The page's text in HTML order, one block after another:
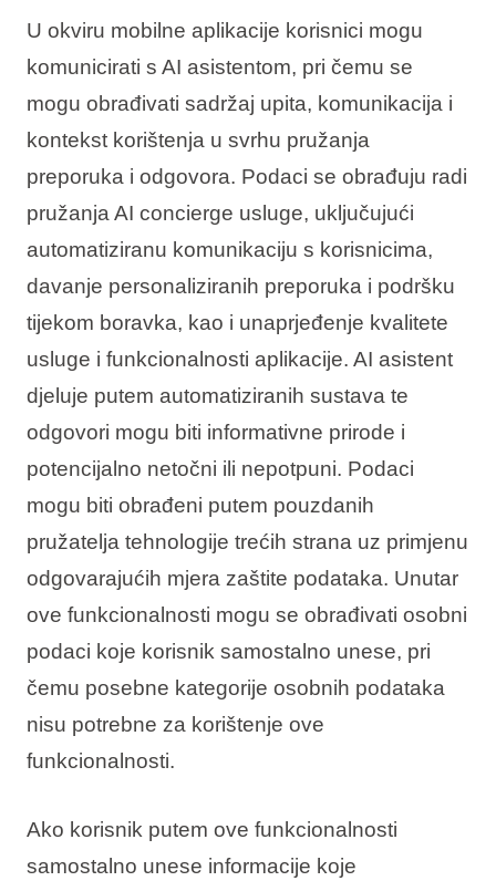
U okviru mobilne aplikacije korisnici mogu
komunicirati s AI asistentom, pri čemu se
mogu obrađivati sadržaj upita, komunikacija i
kontekst korištenja u svrhu pružanja
preporuka i odgovora. Podaci se obrađuju radi
pružanja AI concierge usluge, uključujući
automatiziranu komunikaciju s korisnicima,
davanje personaliziranih preporuka i podršku
tijekom boravka, kao i unaprjeđenje kvalitete
usluge i funkcionalnosti aplikacije. AI asistent
djeluje putem automatiziranih sustava te
odgovori mogu biti informativne prirode i
potencijalno netočni ili nepotpuni. Podaci
mogu biti obrađeni putem pouzdanih
pružatelja tehnologije trećih strana uz primjenu
odgovarajućih mjera zaštite podataka. Unutar
ove funkcionalnosti mogu se obrađivati osobni
podaci koje korisnik samostalno unese, pri
čemu posebne kategorije osobnih podataka
nisu potrebne za korištenje ove
funkcionalnosti.
Ako korisnik putem ove funkcionalnosti
samostalno unese informacije koje